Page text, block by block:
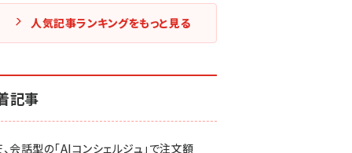
人気記事ランキングをもっと見る
記事
会話型の「AIコンシェルジュ」で注文額